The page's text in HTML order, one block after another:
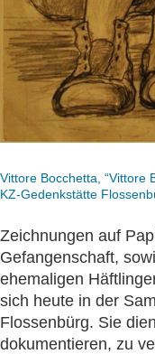
Vittore Bocchetta, “Vittore
KZ-Gedenkstätte
Zeichnungen auf
Gefangenschaft,
ehemaligen
sich heute in der
Flossenbürg. Sie
dokumentieren, zu